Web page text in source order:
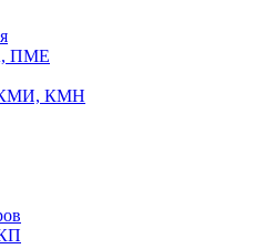
ПМЕ
КМИ, КМН